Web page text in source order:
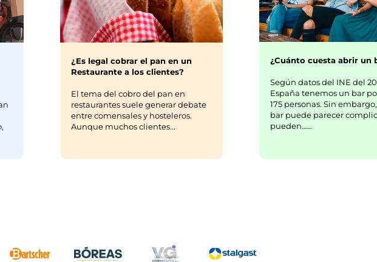
¿Es legal cobrar el pan en un
Restaurante a los clientes?
El tema del cobro del pan en
restaurantes suele generar debate
entre comensales y hosteleros.
Aunque muchos clientes...
¿Cuánto cuesta abrir un
Según datos del INE del
España tenemos un bar
175 personas. Sin
bar puede parecer
pueden……